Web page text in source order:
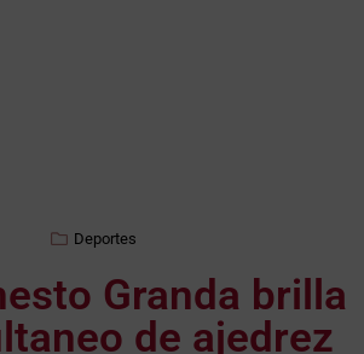
Deportes
Granda brilla
de ajedrez